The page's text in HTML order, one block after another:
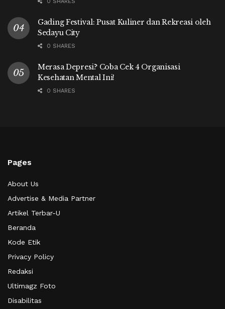
Gading Festival: Pusat Kuliner dan Rekreasi oleh
Sedayu City
0 SHARES
Merasa Depresi? Coba Cek 4 Organisasi
Kesehatan Mental Ini!
0 SHARES
Pages
About Us
Advertise & Media Partner
Artikel Terbar-U
Beranda
Kode Etik
Privacy Policy
Redaksi
Ultimagz Foto
Disabilitas